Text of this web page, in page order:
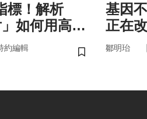
標！解析
如何用高效
約編輯
儲存書籤
基因不是命
正在
鄒明珆 ｜